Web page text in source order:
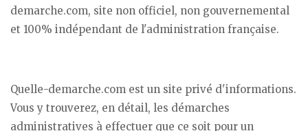
demarche.com, site non officiel, non gouvernemental
et 100% indépendant de l'administration française.
Quelle-demarche.com est un site privé d'informations.
Vous y trouverez, en détail, les démarches
administratives à effectuer que ce soit pour un